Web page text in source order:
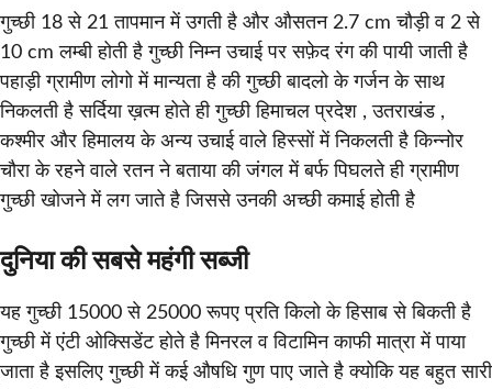
गुच्छी 18 से 21 तापमान में उगती है और औसतन 2.7 cm चौड़ी व 2 से
10 cm लम्बी होती है गुच्छी निम्न उचाई पर सफ़ेद रंग की पायी जाती है
पहाड़ी ग्रामीण लोगो में मान्यता है की गुच्छी बादलो के गर्जन के साथ
निकलती है सर्दिया ख़त्म होते ही गुच्छी हिमाचल प्रदेश , उतराखंड ,
कश्मीर और हिमालय के अन्य उचाई वाले हिस्सों में निकलती है किन्नोर
चौरा के रहने वाले रतन ने बताया की जंगल में बर्फ पिघलते ही ग्रामीण
गुच्छी खोजने में लग जाते है जिससे उनकी अच्छी कमाई होती है
दुनिया की सबसे महंगी सब्जी
यह गुच्छी 15000 से 25000 रूपए प्रति किलो के हिसाब से बिकती है
गुच्छी में एंटी ओक्सिडेंट होते है मिनरल व विटामिन काफी मात्रा में पाया
जाता है इसलिए गुच्छी में कई औषधि गुण पाए जाते है क्योकि यह बहुत सारी